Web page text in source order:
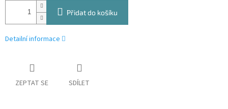
Přidat do košíku
Detailní informace
ZEPTAT SE SDÍLET